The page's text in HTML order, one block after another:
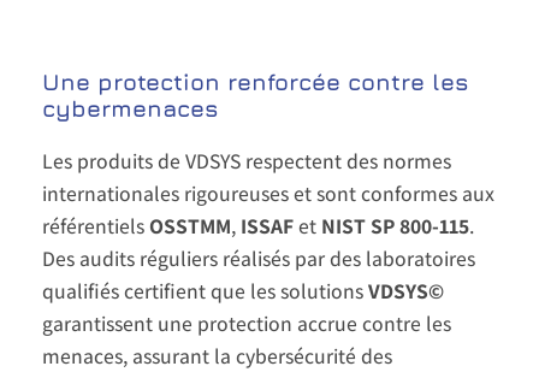
Une protection renforcée contre les
cybermenaces
Les produits de VDSYS respectent des normes
internationales rigoureuses et sont conformes aux
référentielsOSSTMM, ISSAFet NIST SP 800-115.
Des audits réguliers réalisés par des laboratoires
qualifiés certifient que les solutionsVDSYS©
garantissent une protection accrue contre les
menaces, assurant la cybersécurité des